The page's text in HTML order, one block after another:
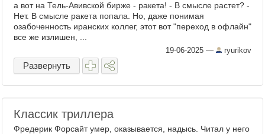
а вот на Тель-Авивской бирже - ракета! - В смысле растет? -
Нет. В смысле ракета попала. Но, даже понимая
озабоченность иранских коллег, этот вот "переход в офлайн"
все же излишен, ...
19-06-2025 — ryurikov
Развернуть
Классик триллера
Фредерик Форсайт умер, оказывается, надысь. Читал у него